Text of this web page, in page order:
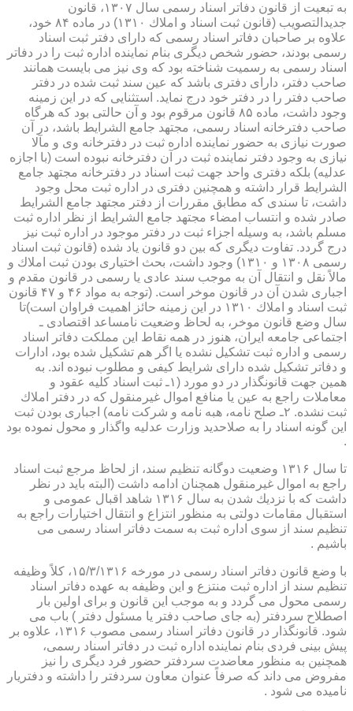
به تبعیت از قانون دفاتر اسناد رسمی سال ۱۳۰۷، قانون
جدیدالتصویب (قانون ثبت اسناد و املاك ۱۳۱۰) در ماده ۸۴ خود،
علاوه بر صاحبان دفاتر اسناد رسمی كه دارای دفتر ثبت اسناد
رسمی بودند، حضور شخص دیگری بنام نماینده اداره ثبت را در دفاتر
اسناد رسمی به رسمیت شناخته بود كه وی نیز می بایست همانند
صاحب دفتر، دارای دفتری باشد كه عین سند ثبت شده در دفتر
صاحب دفتر را در دفتر خود درج نماید. استثنایی كه در این زمینه
وجود داشت، ماده ۸۵ قانون مرقوم بود و آن حالتی بود كه هرگاه
صاحب دفترخانه اسناد رسمی، مجتهد جامع الشرایط باشد، در آن
صورت نیازی به حضور نماینده اداره ثبت در دفترخانه وی و مآلا
نیازی به وجود دفتر نماینده ثبت در آن دفترخانه نبوده است (با اجازه
عدلیه) بلكه دفتری واحد جهت ثبت اسناد در دفترخانه مجتهد جامع
الشرایط قرار داشته و همچنین دفتری در اداره ثبت محل وجود
داشت، تا سندی كه مطابق مقررات از دفتر مجتهد جامع الشرایط
صادر شده و انتساب امضاء مجتهد جامع الشرایط از نظر اداره ثبت
مسلم باشد، به وسیله اجزاء ثبت در دفتر موجود در اداره ثبت نیز
درج گردد. تفاوت دیگری كه بین دو قانون یاد شده (قانون ثبت اسناد
رسمی ۱۳۰۸ و ۱۳۱۰) وجود داشت، بحث اختیاری بودن ثبت املاك و
مالاً نقل و انتقال آن به موجب سند عادی یا رسمی در قانون مقدم و
اجباری شدن آن در قانون موخر است. (توجه به مواد ۴۶ و ۴۷ قانون
ثبت اسناد و املاك ۱۳۱۰ در این زمینه حائز اهمیت فراوان است)تا
سال وضع قانون موخر، به لحاظ وضعیت نامساعد اقتصادی ـ
اجتماعی جامعه ایران، هنوز در همه نقاط این مملكت دفاتر اسناد
رسمی و اداره ثبت تشكیل نشده یا اگر هم تشكیل شده بود، ادارات
و دفاتر تشكیل شده دارای شرایط كیفی و مطلوب نبوده اند. به
همین جهت قانونگذار در دو مورد (۱ـ ثبت اسناد كلیه عقود و
معاملات راجع به عین یا منافع اموال غیرمنقول كه در دفتر املاك
ثبت نشده. ۲ـ صلح نامه، هبه نامه و شركت نامه) اجباری بودن ثبت
این گونه اسناد را به صلاحدید وزارت عدلیه واگذار و محول نموده بود
.
تا سال ۱۳۱۶ وضعیت دوگانه تنظیم سند، از لحاظ مرجع ثبت اسناد
راجع به اموال غیرمنقول همچنان ادامه داشت (البته باید در نظر
داشت كه با نزدیك شدن به سال ۱۳۱۶ شاهد اقبال عمومی و
استقبال مقامات دولتی به منظور انتزاع و انتقال اختیارات راجع به
تنظیم سند از سوی اداره ثبت به سمت دفاتر اسناد رسمی می
باشیم .
با وضع قانون دفاتر اسناد رسمی در مورخه ۱۵/۳/۱۳۱۶، كلاً وظیفه
تنظیم سند از اداره ثبت منتزع و این وظیفه به عهده دفاتر اسناد
رسمی محول می گردد و به موجب این قانون و برای اولین بار
اصطلاح سردفتر (به جای صاحب دفتر یا مسئول دفتر ) باب می
شود. قانونگذار در قانون دفاتر اسناد رسمی مصوب ۱۳۱۶، علاوه بر
پیش بینی فردی بنام نماینده اداره ثبت در دفاتر اسناد رسمی،
همچنین به منظور معاضدت سردفتر حضور فرد دیگری را نیز
مفروض می داند كه صرفاً عنوان معاون سردفتر را داشته و دفتریار
نامیده می شود .